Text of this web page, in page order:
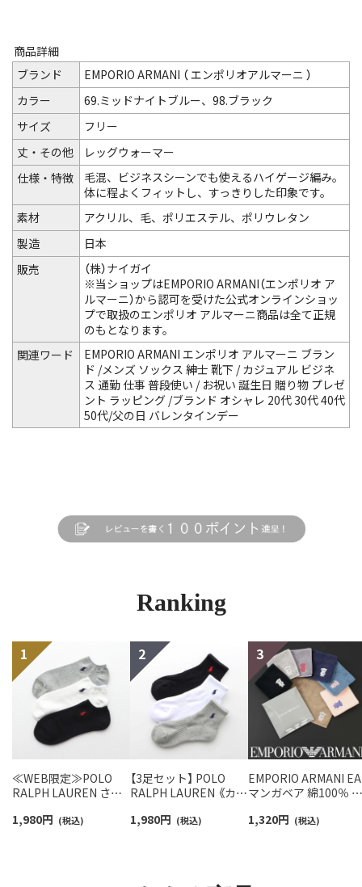
商品詳細
ブランド
EMPORIO ARMANI （ エンポリオアルマーニ ）
カラー
69.ミッドナイトブルー、98.ブラック
サイズ
フリー
丈・その他
レッグウォーマー
仕様・特徴
毛混、ビジネスシーンでも使えるハイゲージ編み。
体に程よくフィットし、すっきりした印象です。
素材
アクリル、毛、ポリエステル、ポリウレタン
製造
日本
販売
（株）ナイガイ
※当ショップはEMPORIO ARMANI（エンポリオ ア
ルマーニ）から認可を受けた公式オンラインショッ
プで取扱のエンポリオ アルマーニ商品は全て正規
のもとなります。
関連ワード
EMPORIO ARMANI エンポリオ アルマーニ ブラン
ド /メンズ ソックス 紳士 靴下 / カジュアル ビジネ
ス 通勤 仕事 普段使い / お祝い 誕生日 贈り物 プレゼ
ント ラッピング /ブランド オシャレ 20代 30代 40代
50代/父の日 バレンタインデー
Ranking
≪WEB限定≫POLO
RALPH LAUREN さら
スニーカー丈ソックス
1,980円 (税込)
【3足セット】 POLO
RALPH LAUREN 《カラ
ンポイントソックス シ
1,980円 (税込)
EMPORIO ARMANI EA
マンガベア 綿100％ ミ
最短翌日発送】
1,320円 (税込)